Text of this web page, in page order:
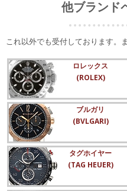
他ブランド
これ以外でも受付しております。
ロレックス
(ROLEX)
ブルガリ
(BVLGARI)
タグホイヤー
(TAG HEUER)